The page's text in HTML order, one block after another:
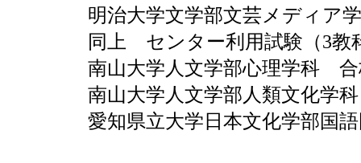
明治大学文学部文芸メディア
同上 センター利用試験（3
南山大学人文学部心理学科
南山大学人文学部人類文化学
愛知県立大学日本文化学部国